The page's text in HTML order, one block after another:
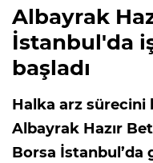
Albayrak
İstanbul'da
başladı
Halka arz sürecini
Albayrak Hazır
Borsa